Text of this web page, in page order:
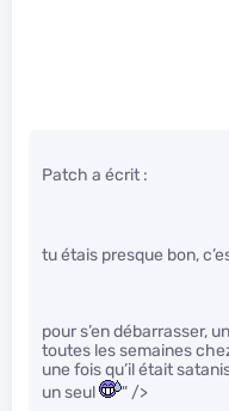
Patch a écrit :
tu étais presque bon,
pour s’en débarrasser,
toutes les semaines
une fois qu’il était
un seul
" />